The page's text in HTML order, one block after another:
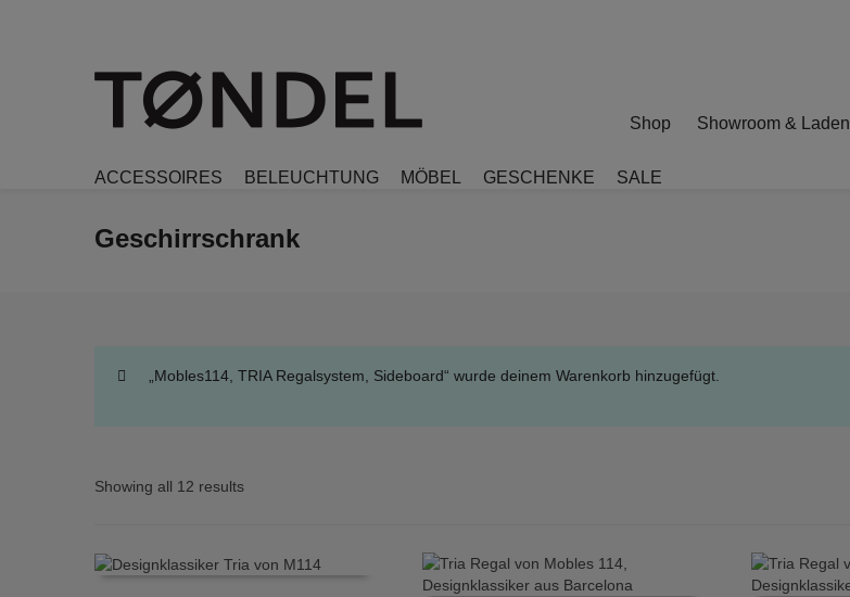
Shop Showroom & Laden
ACCESSOIRES BELEUCHTUNG MÖBEL GESCHENKE SALE
Geschirrschrank
„Mobles114, TRIA Regalsystem, Sideboard“ wurde deinem Warenkorb hinzugefügt.
Showing all 12 results